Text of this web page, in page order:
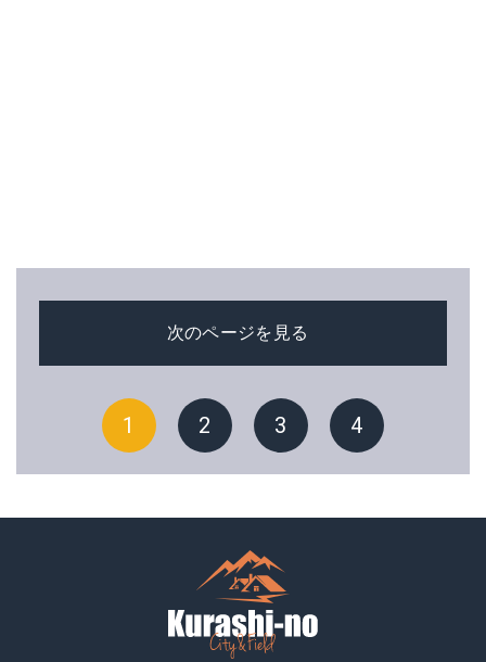
次のページを見る
1 2 3 4